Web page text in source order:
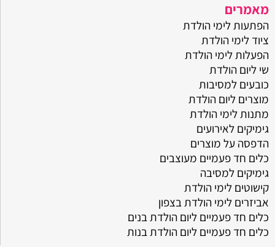
מאמרים
הפתעות לימי הולדת
ציוד לימי הולדת
הפעלות לימי הולדת
שי ליום הולדת
כובעים למסיבות
מוצרים ליום הולדת
מתנות לימי הולדת
גימיקים לאירועים
הדפסה על מוצרים
כלים חד פעמיים מעוצבים
גימיקים למסיבה
קישוטים לימי הולדת
אביזרים לימי הולדת בצפון
כלים חד פעמיים ליום הולדת בנים
כלים חד פעמיים ליום הולדת בנות